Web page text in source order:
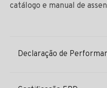
catálogo e manual de
Declaração de